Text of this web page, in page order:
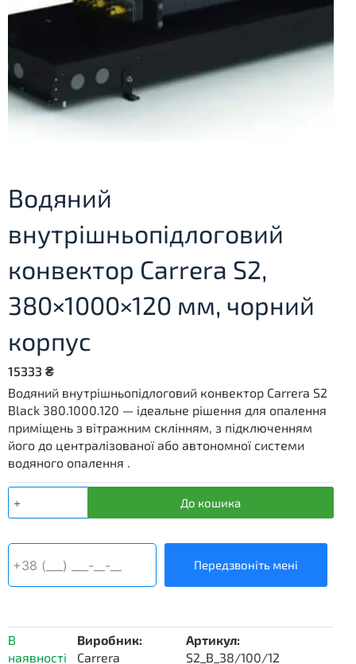
Водяний
внутрішньопідлоговий
конвектор Carrera S2,
380×1000×120 мм, чорний
корпус
15333 ₴
Водяний внутрішньопідлоговий конвектор Carrera S2
Black 380.1000.120 — ідеальне рішення для опалення
приміщень з вітражним склінням, з підключенням
його до централізованої або автономної системи
водяного опалення .
Водяний
внутрішньопідлоговий
Carrera
S2,
380×1000×120
корпус
кількість
До кошика
Передзвоніть мені
В
наявності
Виробник:
Carrera
Артикул:
S2_B_38/100/12